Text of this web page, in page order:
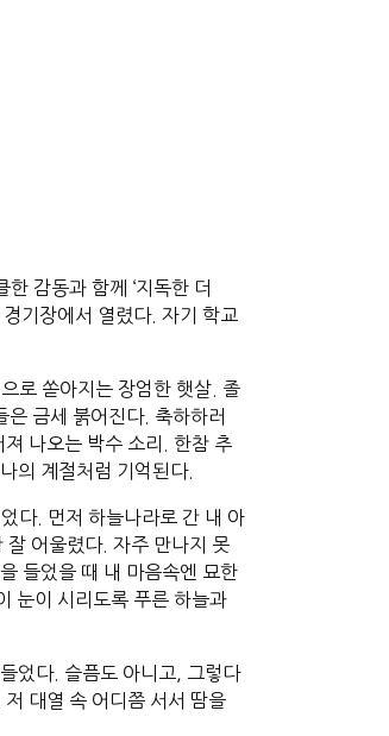
감동과 함께 ‘지독한 더
기장에서 열렸다. 자기 학교
로 쏟아지는 장엄한 햇살. 졸
금세 붉어진다. 축하하러
나오는 박수 소리. 한참 추
의 계절처럼 기억된다.
다. 먼저 하늘나라로 간 내 아
잘 어울렸다. 자주 만나지 못
들었을 때 내 마음속엔 묘한
눈이 시리도록 푸른 하늘과
었다. 슬픔도 아니고, 그렇다
대열 속 어디쯤 서서 땀을